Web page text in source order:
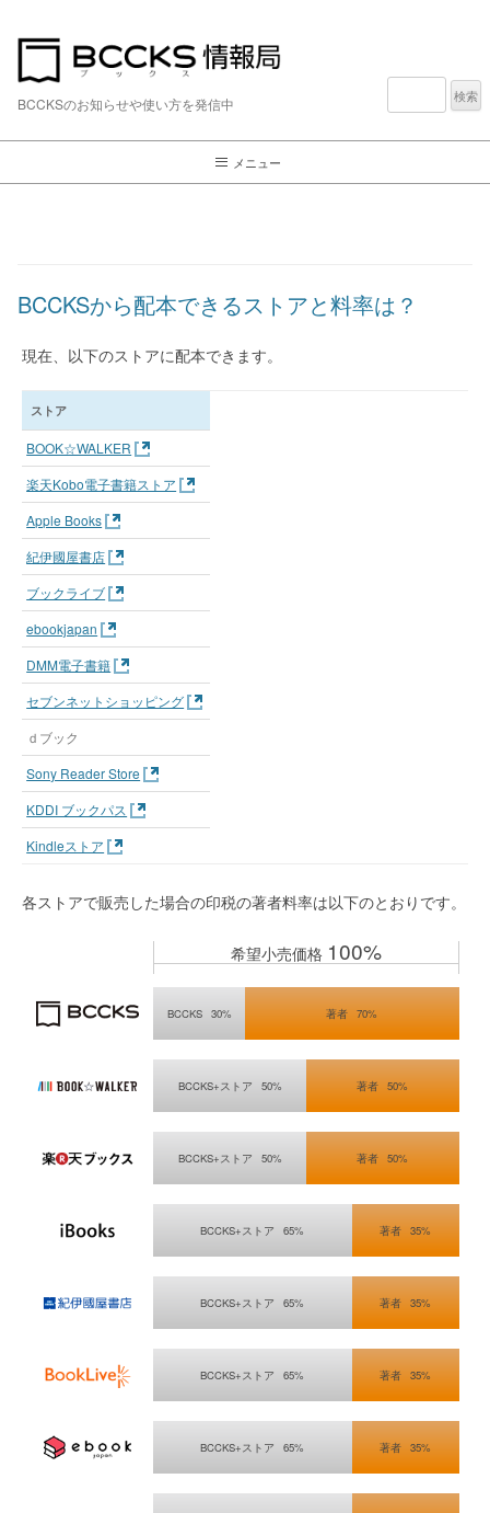
BCCKSのお知らせや使い方を発信中
検
メニュー
BCCKSから配本できるストアと料率は？
現在、以下のストアに配本できます。
ストア
BOOK☆WALKER
楽天Kobo電子書籍ストア
Apple Books
紀伊國屋書店
ブックライブ
ebookjapan
DMM電子書籍
セブンネットショッピング
ｄブック
Sony Reader Store
KDDI ブックパス
Kindleストア
各ストアで販売した場合の印税の著者料率は以下のとおりです。
希望小売価格 100%
BCCKSで販売する場合
BCCKS 30% 著者 70%
BOOK☆WALKER
BCCKS+ストア 50% 著者 50%
楽天Kobo電子書籍ストア
BCCKS+ストア 50% 著者 50%
iBooks Store
BCCKS+ストア 65% 著者 35%
紀伊國屋書店 Kinoppy
BCCKS+ストア 65% 著者 35%
BookLive!BCCKS+ストア 65% 著者 35%
eBookJapan
BCCKS+ストア 65% 著者 35%